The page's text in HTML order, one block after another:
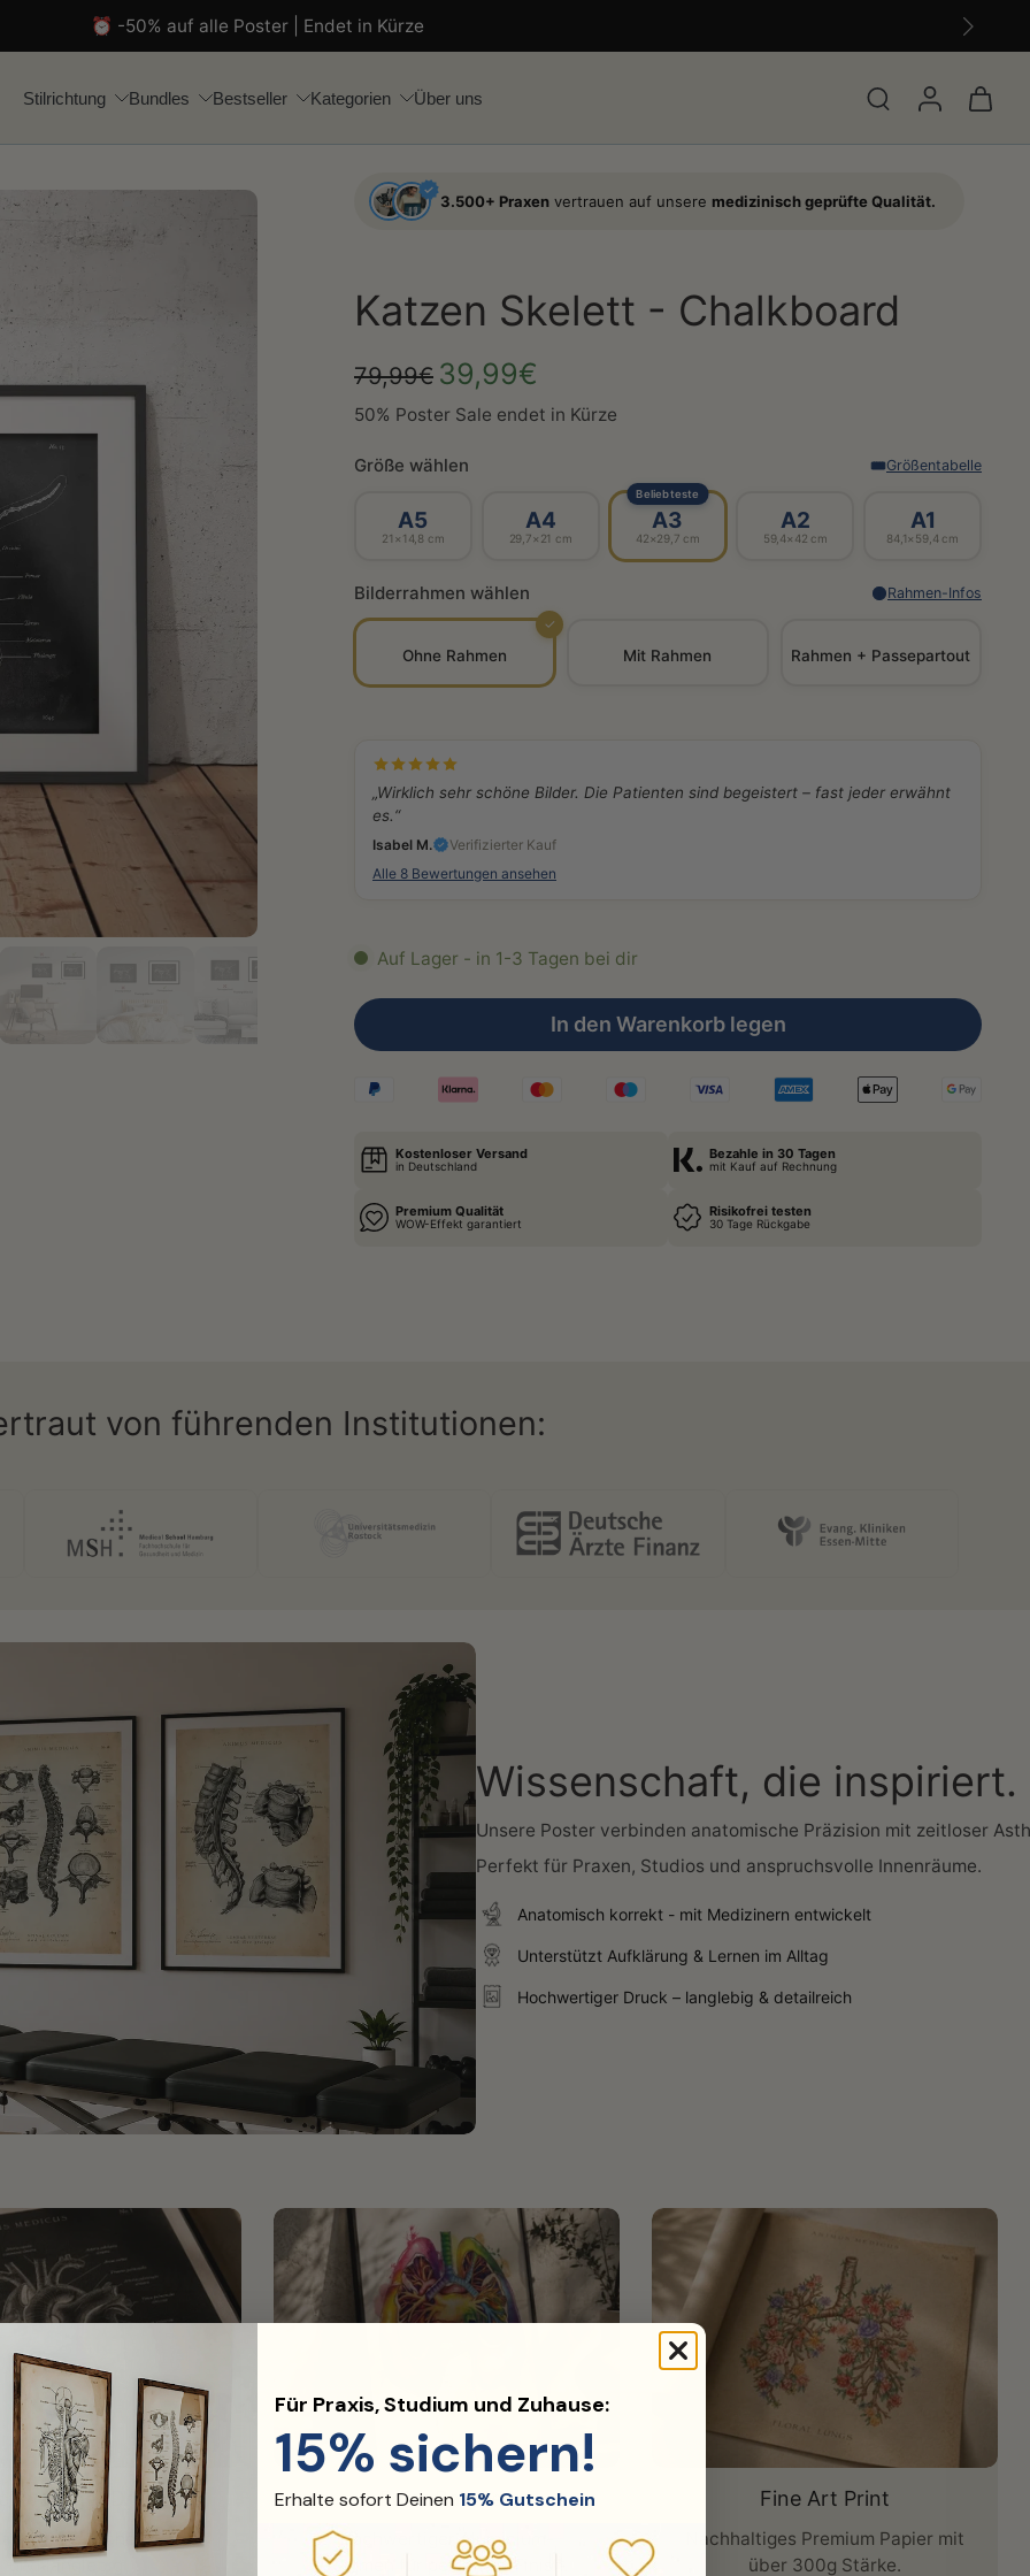
⏰ -50% auf alle Poster | Endet in Kürze
Stilrichtung Bundles Bestseller Kategorien Über uns
3.500+ Praxen vertrauen auf unsere medizinisch geprüfte Qualität.
Katzen Skelett - Chalkboard
79,99€ 39,99€
50% Poster Sale endet in Kürze
Größe wählen Größentabelle
A5
21×14,8 cm
A4
29,7×21 cm
Beliebteste
A3
42×29,7 cm
A2
59,4×42 cm
A1
84,1×59,4 cm
Bilderrahmen wählen Rahmen-Infos
Ohne Rahmen
✓
Mit Rahmen Rahmen + Passepartout
„Wirklich sehr schöne Bilder. Die Patienten sind begeistert – fast jeder erwähnt
es.“
Isabel M.
Verifizierter Kauf
Alle 8 Bewertungen ansehen
Auf Lager - in 1-3 Tagen bei dir
In den Warenkorb legen
Kostenloser Versand
in Deutschland
Bezahle in 30 Tagen
mit Kauf auf Rechnung
Premium Qualität
WOW-Effekt garantiert
Risikofrei testen
30 Tage Rückgabe
von führenden Institutionen:
Wissenschaft, die inspiriert.
Unsere Poster verbinden anatomische Präzision mit zeitloser
Perfekt für Praxen, Studios und anspruchsvolle Innenräume.
Anatomisch korrekt - mit Medizinern entwickelt
Unterstützt Aufklärung & Lernen im Alltag
Hochwertiger Druck – langlebig & detailreich
Druck
gestochen scharf
und langlebig.
Edler Rahmen
Hochwertiger Aluminium-
Rahmen für perfektes Finish.
Fine Art Print
Nachhaltiges Premium Papier mit
über 300g Stärke.
Für Praxis, Studium und Zuhause:
15% sichern!
Erhalte sofort Deinen 15% Gutschein